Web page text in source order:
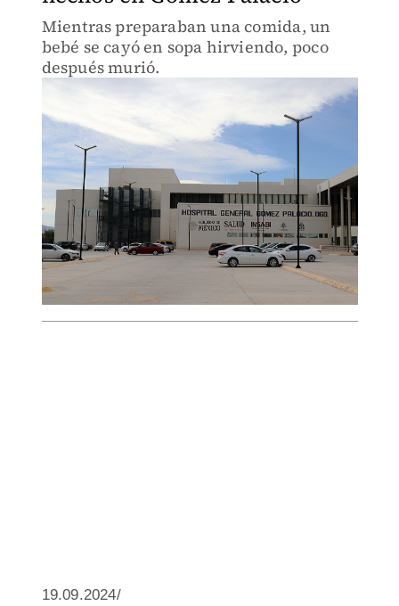
Mientras preparaban una comida, un
bebé se cayó en sopa hirviendo, poco
después murió.
19.09.2024/